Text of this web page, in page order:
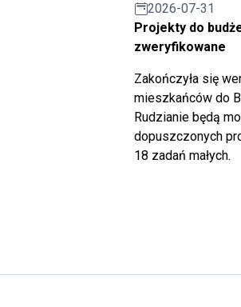
2026-07-31
Projekty do
zweryfikowane
Zakończyła się
mieszkańców do
Rudzianie będą
dopuszczonych
18 zadań małych.